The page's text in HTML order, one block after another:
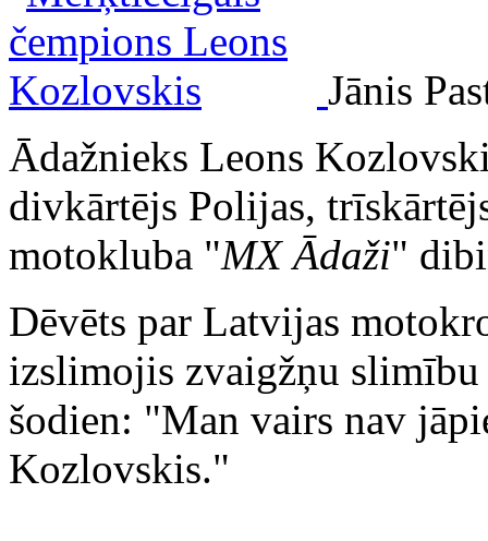
Jānis
Ādažnieks Leons
divkārtējs Polijas,
motokluba "MX Ādaži"
Dēvēts par Latvijas
izslimojis zvaigžņu
šodien: "Man vairs nav
Kozlovskis."